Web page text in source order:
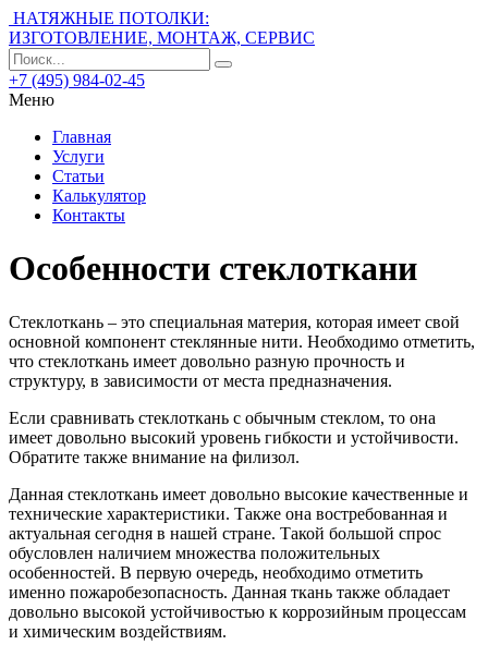
НАТЯЖНЫЕ ПОТОЛКИ:
ИЗГОТОВЛЕНИЕ, МОНТАЖ, СЕРВИС
+7 (495) 984-02-45
Меню
Главная
Услуги
Статьи
Калькулятор
Контакты
Особенности стеклоткани
Стеклоткань – это специальная материя, которая имеет свой
основной компонент стеклянные нити. Необходимо отметить,
что стеклоткань имеет довольно разную прочность и
структуру, в зависимости от места предназначения.
Если сравнивать стеклоткань с обычным стеклом, то она
имеет довольно высокий уровень гибкости и устойчивости.
Обратите также внимание на филизол.
Данная стеклоткань имеет довольно высокие качественные и
технические характеристики. Также она востребованная и
актуальная сегодня в нашей стране. Такой большой спрос
обусловлен наличием множества положительных
особенностей. В первую очередь, необходимо отметить
именно пожаробезопасность. Данная ткань также обладает
довольно высокой устойчивостью к коррозийным процессам
и химическим воздействиям.